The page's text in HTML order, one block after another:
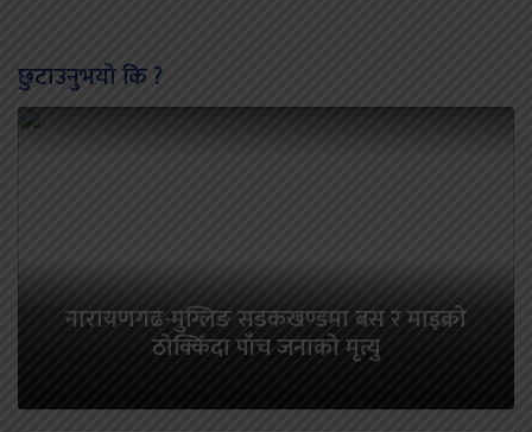
छुटाउनुभयो कि ?
नारायणगढ-मुग्लिङ सडकखण्डमा बस र माइक्रो
ठोक्किँदा पाँच जनाको मृत्यु